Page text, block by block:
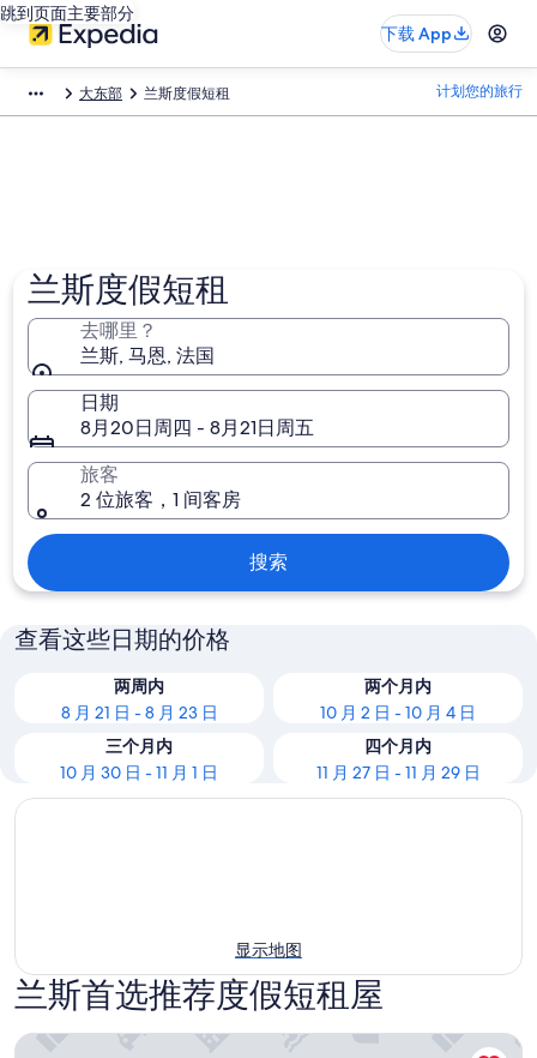
跳到页面主要部分
下载 App
大东部 兰斯度假短租 计划您的旅行
兰斯度假短租
去哪里？
兰斯, 马恩, 法国
日期
8月20日周四 - 8月21日周五
旅客
2 位旅客，1 间客房
搜索
查看这些日期的价格
两周内
8 月 21 日 - 8 月 23 日
两个月内
10 月 2 日 - 10 月 4 日
三个月内
10 月 30 日 - 11 月 1 日
四个月内
11 月 27 日 - 11 月 29 日
显示地图
兰斯首选推荐度假短租屋
汉斯展览公园经典城市公寓酒店